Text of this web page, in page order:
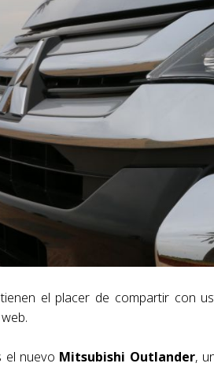
el placer de compartir con
el nuevo Mitsubishi Outlander,